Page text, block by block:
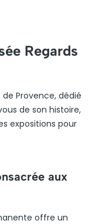
Regards
de Provence, dédié
de son histoire,
expositions pour
aux
offre un